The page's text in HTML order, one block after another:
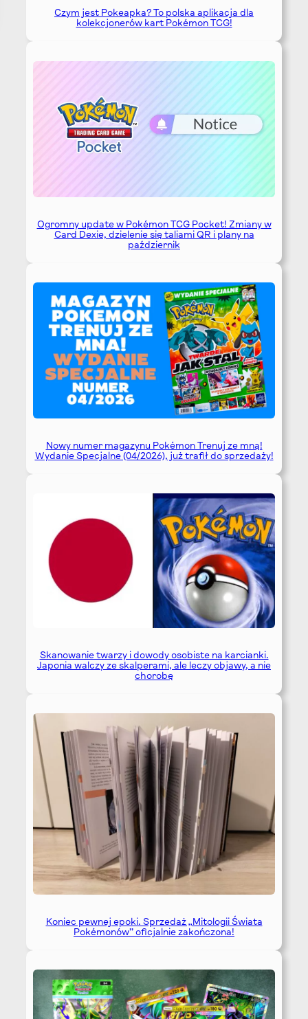
Czym jest Pokeapka? To polska aplikacja dla
kolekcjonerów kart Pokémon TCG!
Ogromny update w Pokémon TCG Pocket! Zmiany w
Card Dexie, dzielenie się taliami QR i plany na
październik
Nowy numer magazynu Pokémon Trenuj ze mną!
Wydanie Specjalne (04/2026), już trafił do sprzedaży!
Skanowanie twarzy i dowody osobiste na karcianki.
Japonia walczy ze skalperami, ale leczy objawy, a nie
chorobę
Koniec pewnej epoki. Sprzedaż „Mitologii Świata
Pokémonów” oficjalnie zakończona!